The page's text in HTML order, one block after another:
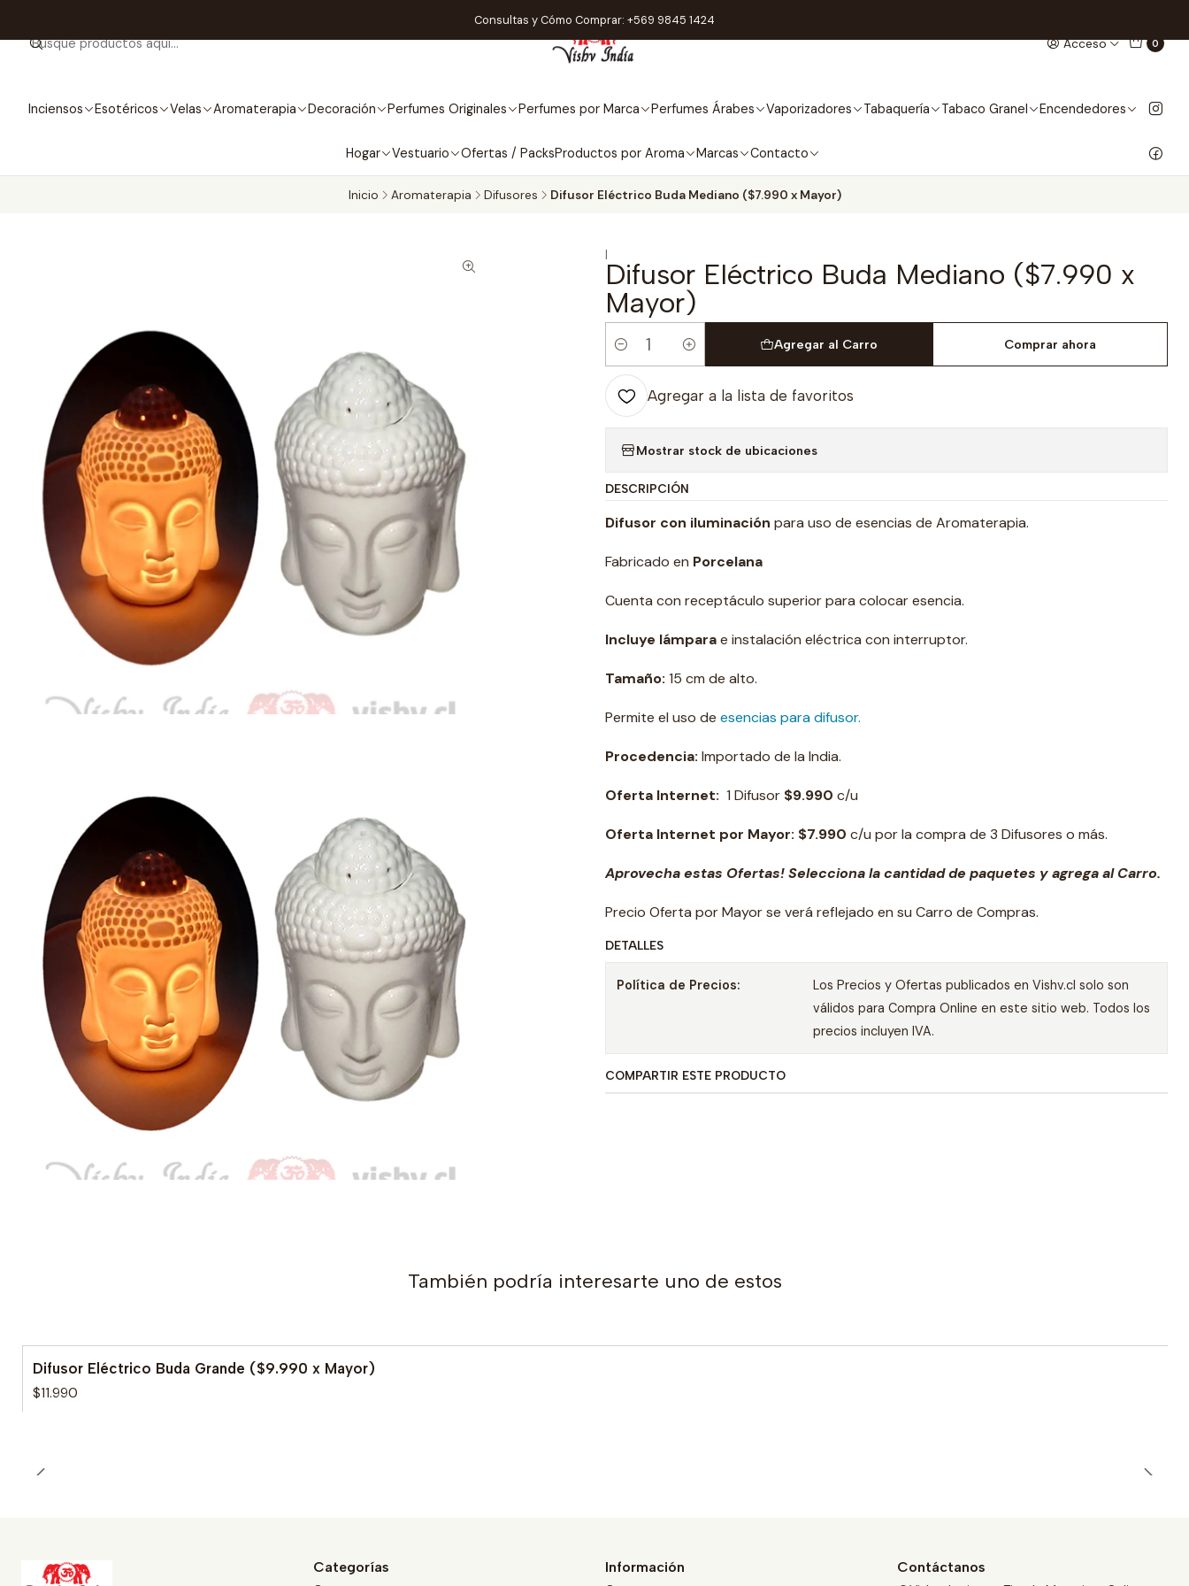
Acceso 0
Inciensos Esotéricos Velas Aromaterapia Decoración Perfumes Originales Perfumes por Marca Perfumes Árabes Vaporizadores Tabaquería Tabaco Granel Encendedores
Hogar Vestuario Ofertas / PacksProductos por Aroma Marcas Contacto
Consultas y Cómo Comprar: +569 9845 1424
Inicio Aromaterapia Difusores Difusor Eléctrico Buda Mediano ($7.990 x Mayor)
|
Difusor Eléctrico Buda Mediano ($7.990 x
Mayor)
Cantidad
Agregar al Carro Comprar ahora
Agregar a la lista de favoritos
Mostrar stock de ubicaciones
DESCRIPCIÓN
Difusor con iluminación para uso de esencias de Aromaterapia.
Fabricado en Porcelana
Cuenta con receptáculo superior para colocar esencia.
Incluye lámparae instalación eléctrica con interruptor.
Tamaño: 15 cm de alto.
Permite el uso de esencias para difusor.
Procedencia: Importado de la India.
Oferta Internet: 1 Difusor $9.990 c/u
Oferta Internet por Mayor: $7.990 c/u por la compra de 3 Difusores o más.
Aprovecha estas Ofertas! Selecciona la cantidad de paquetes y agrega al Carro.
Precio Oferta por Mayor se verá reflejado en su Carro de Compras.
DETALLES
Política de Precios:
Los Precios y Ofertas publicados en Vishv.cl solo son
válidos para Compra Online en este sitio web. Todos los
precios incluyen IVA.
COMPARTIR ESTE PRODUCTO
También podría interesarte uno de estos
Difusor Eléctrico Buda Grande ($9.990 x Mayor)
$11.990
Categorías Información Contáctanos